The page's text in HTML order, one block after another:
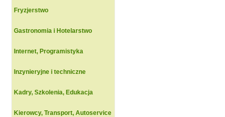
Fryzjerstwo
Gastronomia i Hotelarstwo
Internet, Programistyka
Inzynieryjne i techniczne
Kadry, Szkolenia, Edukacja
Kierowcy, Transport, Autoservice